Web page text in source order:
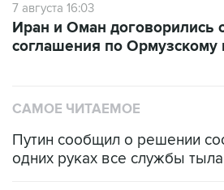
7 августа 16:03
Иран и Оман договорились
соглашения по Ормузскому
САМОЕ ЧИТАЕМОЕ
Путин сообщил о решении
одних руках все службы